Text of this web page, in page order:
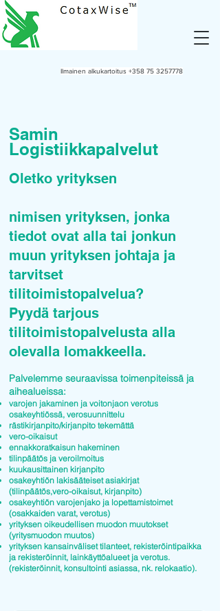
Ilmainen alkukartoitus +358 75 3257778
Samin
Logistiikkapalvelut
Oletko yrityksen
nimisen yrityksen, jonka
tiedot ovat alla tai jonkun
muun yrityksen johtaja ja
tarvitset
tilitoimistopalvelua?
Pyydä tarjous
tilitoimistopalvelusta alla
olevalla lomakkeella.
Palvelemme seuraavissa toimenpiteissä ja
aihealueissa:
varojen jakaminen ja voitonjaon verotus
osakeyhtiössä, verosuunnittelu
rästikirjanpito/kirjanpito tekemättä
vero-oikaisut
ennakkoratkaisun hakeminen
tilinpäätös ja veroilmoitus
kuukausittainen kirjanpito
osakeyhtiön lakisääteiset asiakirjat
(tilinpäätös,vero-oikaisut, kirjanpito)
osakeyhtiön varojenjako ja lopettamistoimet
(osakkaiden varat, verotus)
yrityksen oikeudellisen muodon muutokset
(yritysmuodon muutos)
yrityksen kansainväliset tilanteet, rekisteröintipaikka
ja rekisteröinnit, lainkäyttöalueet ja verotus.
(rekisteröinnit, konsultointi asiassa, nk. relokaatio).